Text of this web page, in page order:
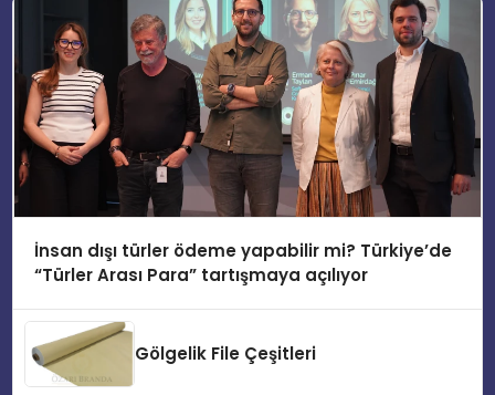
İnsan dışı türler ödeme yapabilir mi? Türkiye’de
“Türler Arası Para” tartışmaya açılıyor
Gölgelik File Çeşitleri